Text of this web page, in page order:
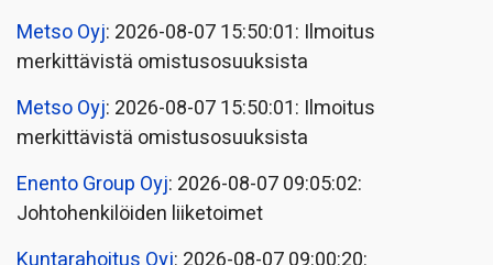
Metso Oyj: 2026-08-07 15:50:01: Ilmoitus
merkittävistä omistusosuuksista
Metso Oyj: 2026-08-07 15:50:01: Ilmoitus
merkittävistä omistusosuuksista
Enento Group Oyj: 2026-08-07 09:05:02:
Johtohenkilöiden liiketoimet